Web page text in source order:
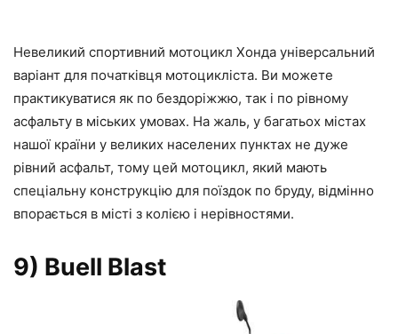
Невеликий спортивний мотоцикл Хонда універсальний
варіант для початківця мотоцикліста. Ви можете
практикуватися як по бездоріжжю, так і по рівному
асфальту в міських умовах. На жаль, у багатьох містах
нашої країни у великих населених пунктах не дуже
рівний асфальт, тому цей мотоцикл, який мають
спеціальну конструкцію для поїздок по бруду, відмінно
впорається в місті з колією і нерівностями.
9) Buell Blast